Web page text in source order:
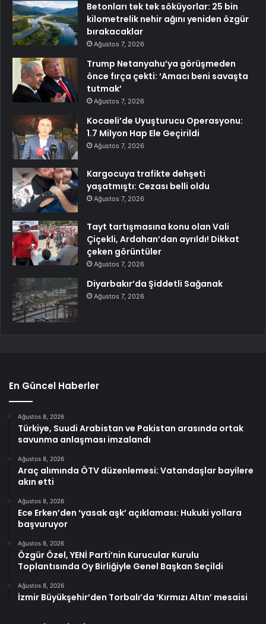
Betonları tek tek söküyorlar: 25 bin
kilometrelik nehir ağını yeniden özgür
bırakacaklar
Ağustos 7, 2026
Trump Netanyahu’ya görüşmeden
önce fırça çekti: ‘Amacı beni savaşta
tutmak’
Ağustos 7, 2026
Kocaeli’de Uyuşturucu Operasyonu:
1.7 Milyon Hap Ele Geçirildi
Ağustos 7, 2026
Kargocuya trafikte dehşeti
yaşatmıştı: Cezası belli oldu
Ağustos 7, 2026
Tayt tartışmasına konu olan Vali
Çiçekli, Ardahan’dan ayrıldı! Dikkat
çeken görüntüler
Ağustos 7, 2026
Diyarbakır’da Şiddetli Sağanak
Ağustos 7, 2026
En Güncel Haberler
Ağustos 8, 2026
Türkiye, Suudi Arabistan ve Pakistan arasında ortak
savunma anlaşması imzalandı
Ağustos 8, 2026
Araç alımında ÖTV düzenlemesi: Vatandaşlar bayilere
akın etti
Ağustos 8, 2026
Ece Erken’den ‘yasak aşk’ açıklaması: Hukuki yollara
başvuruyor
Ağustos 8, 2026
Özgür Özel, YENİ Parti’nin Kurucular Kurulu
Toplantısında Oy Birliğiyle Genel Başkan Seçildi
Ağustos 8, 2026
İzmir Büyükşehir’den Torbalı’da ‘Kırmızı Altın’ mesaisi